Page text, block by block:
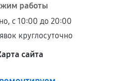
работы
с 10:00 до 20:00
круглосуточно
сайта